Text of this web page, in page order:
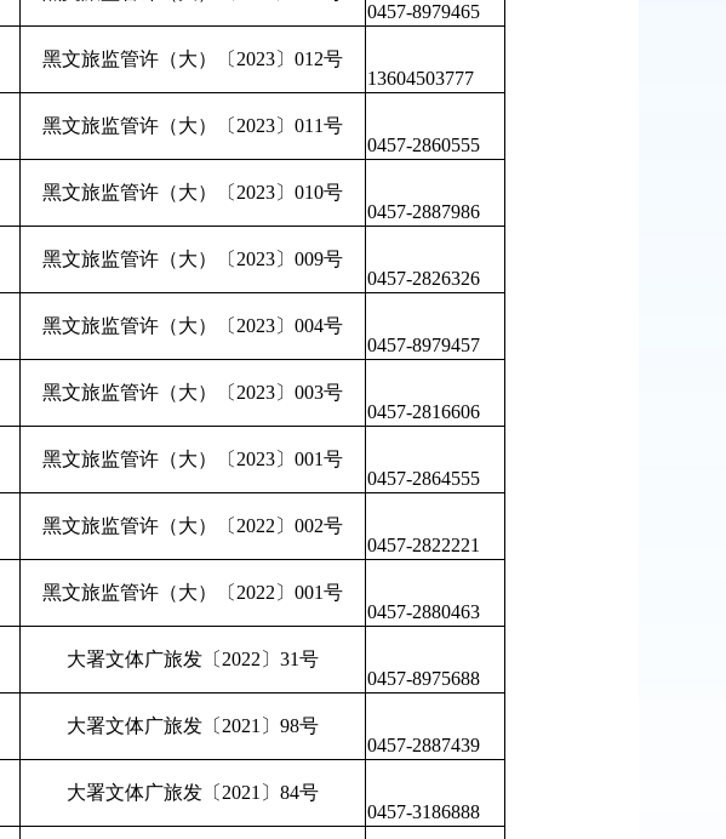
0457-8979465
黑文旅监管许（大）〔2023〕012号
13604503777
黑文旅监管许（大）〔2023〕011号
0457-2860555
黑文旅监管许（大）〔2023〕010号
0457-2887986
黑文旅监管许（大）〔2023〕009号
0457-2826326
黑文旅监管许（大）〔2023〕004号
0457-8979457
黑文旅监管许（大）〔2023〕003号
0457-2816606
黑文旅监管许（大）〔2023〕001号
0457-2864555
黑文旅监管许（大）〔2022〕002号
0457-2822221
黑文旅监管许（大）〔2022〕001号
0457-2880463
大署文体广旅发〔2022〕31号
0457-8975688
大署文体广旅发〔2021〕98号
0457-2887439
大署文体广旅发〔2021〕84号
0457-3186888